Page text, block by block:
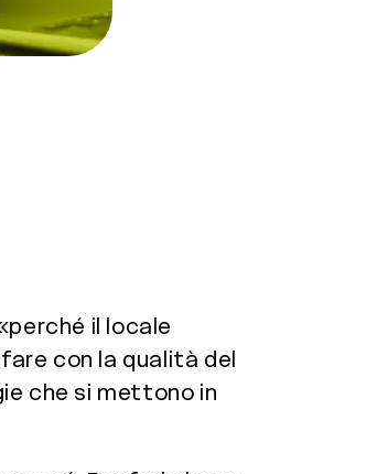
il locale
con la qualità del
che si mettono in